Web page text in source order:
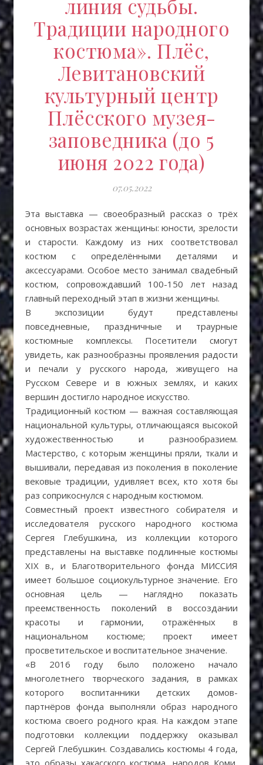
линия судьбы.
Традиции народного
костюма». Плёс,
Левитановский
культурный центр
Плёсского музея-
заповедника (до 5
июня 2022 года)
07.05.2022
Эта выставка — своеобразный рассказ о трёх
основных возрастах женщины: юности, зрелости
и старости. Каждому из них соответствовал
костюм с определёнными деталями и
аксессуарами. Особое место занимал свадебный
костюм, сопровождавший 100-150 лет назад
главный переходный этап в жизни женщины.
В экспозиции будут представлены
повседневные, праздничные и траурные
костюмные комплексы. Посетители смогут
увидеть, как разнообразны проявления радости
и печали у русского народа, живущего на
Русском Севере и в южных землях, и каких
вершин достигло народное искусство.
Традиционный костюм — важная составляющая
национальной культуры, отличающаяся высокой
художественностью и разнообразием.
Мастерство, с которым женщины пряли, ткали и
вышивали, передавая из поколения в поколение
вековые традиции, удивляет всех, кто хотя бы
раз соприкоснулся с народным костюмом.
Совместный проект известного собирателя и
исследователя русского народного костюма
Сергея Глебушкина, из коллекции которого
представлены на выставке подлинные костюмы
ХIХ в., и Благотворительного фонда МИССИЯ
имеет большое социокультурное значение. Его
основная цель — наглядно показать
преемственность поколений в воссоздании
красоты и гармонии, отражённых в
национальном костюме; проект имеет
просветительское и воспитательное значение.
«В 2016 году было положено начало
многолетнего творческого задания, в рамках
которого воспитанники детских домов-
партнёров фонда выполняли образ народного
костюма своего родного края. На каждом этапе
подготовки коллекции поддержку оказывал
Сергей Глебушкин. Создавались костюмы 4 года,